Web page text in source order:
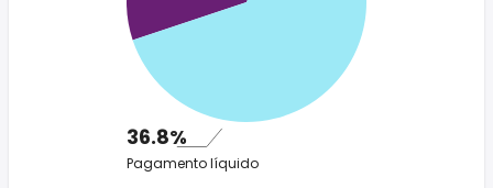
36.8%
Pagamento líquido